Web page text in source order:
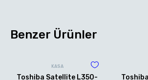
Benzer Ürünler
KASA
Toshiba Satellite L350-